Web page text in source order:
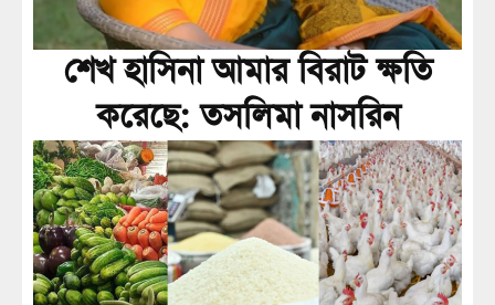
শেখ হাসিনা আমার বিরাট ক্ষতি
করেছে: তসলিমা নাসরিন